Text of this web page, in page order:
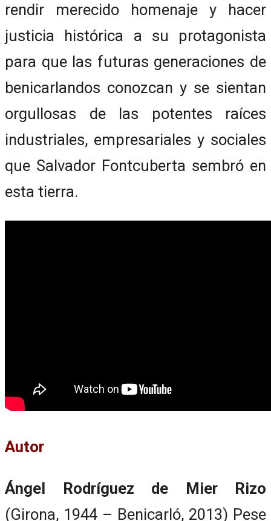
rendir merecido homenaje y hacer
justicia histórica a su protagonista
para que las futuras generaciones de
benicarlandos conozcan y se sientan
orgullosas de las potentes raíces
industriales, empresariales y sociales
que Salvador Fontcuberta sembró en
esta tierra.
Autor
Ángel Rodríguez de Mier Rizo
(Girona, 1944 – Benicarló, 2013) Pese